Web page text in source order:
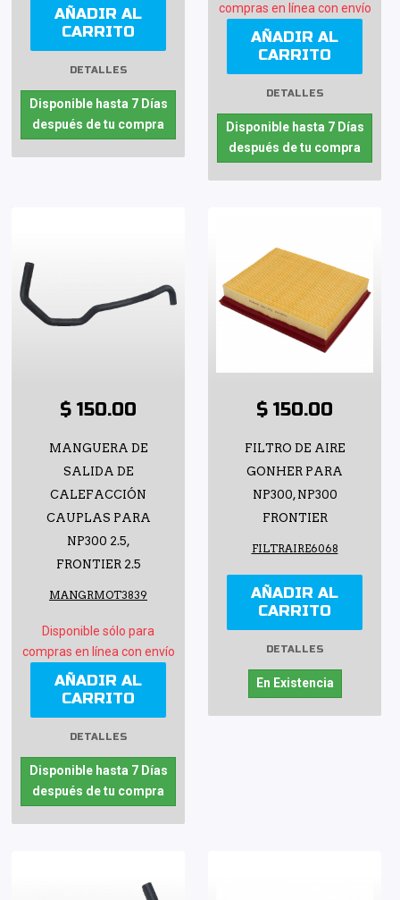
AÑADIR AL
CARRITO
DETALLES
Disponible hasta 7 Días
después de tu compra
compras en línea con envío
AÑADIR AL
CARRITO
DETALLES
Disponible hasta 7 Días
después de tu compra
$ 150.00
MANGUERA DE
SALIDA DE
CALEFACCIÓN
CAUPLAS PARA
NP300 2.5,
FRONTIER 2.5
MANGRMOT3839
Disponible sólo para
compras en línea con envío
AÑADIR AL
CARRITO
DETALLES
Disponible hasta 7 Días
después de tu compra
$ 150.00
FILTRO DE AIRE
GONHER PARA
NP300, NP300
FRONTIER
FILTRAIRE6068
AÑADIR AL
CARRITO
DETALLES
En Existencia